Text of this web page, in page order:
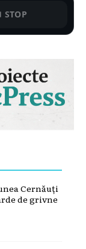
STOP
Cernăuți
de grivne